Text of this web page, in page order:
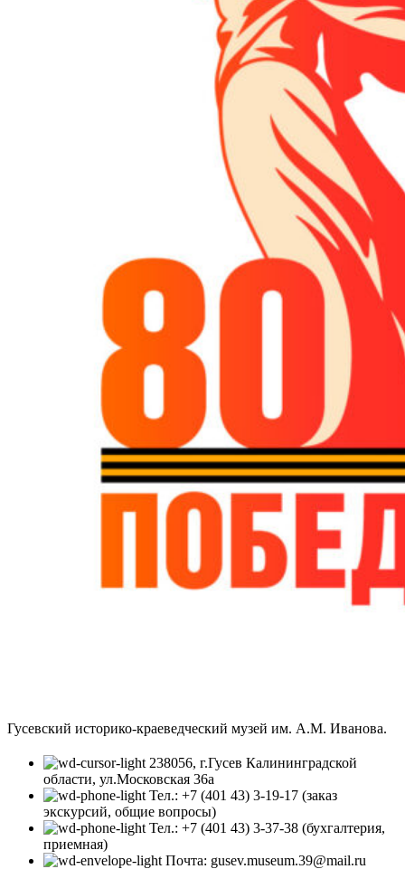
Гусевский историко-краеведческий музей им. А.М. Иванова.
238056, г.Гусев Калининградской
области, ул.Московская 36а
Тел.: +7 (401 43) 3-19-17 (заказ
экскурсий, общие вопросы)
Тел.: +7 (401 43) 3-37-38 (бухгалтерия,
приемная)
Почта: gusev.museum.39@mail.ru